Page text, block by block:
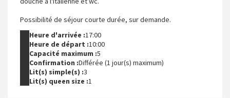
Possibilité de séjour courte durée, sur demande.
Heure d'arrivée :17:00
Heure de départ :10:00
Capacité maximum :5
Confirmation :Différée (1 jour(s) maximum)
Lit(s) simple(s) :3
Lit(s) queen size :1